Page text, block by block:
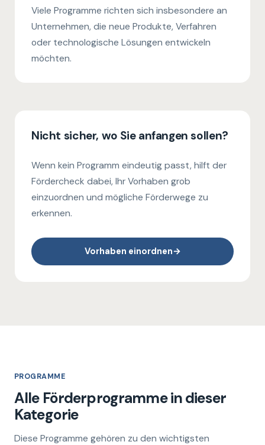
Viele Programme richten sich insbesondere an
Unternehmen, die neue Produkte, Verfahren
oder technologische Lösungen entwickeln
möchten.
Nicht sicher, wo Sie anfangen sollen?
Wenn kein Programm eindeutig passt, hilft der
Fördercheck dabei, Ihr Vorhaben grob
einzuordnen und mögliche Förderwege zu
erkennen.
Vorhaben einordnen→
PROGRAMME
Alle Förderprogramme in dieser
Kategorie
Diese Programme gehören zu den wichtigsten